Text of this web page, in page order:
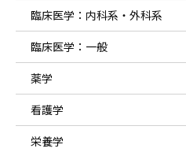
臨床医学：内科系・外科系
臨床医学：一般
薬学
看護学
栄養学